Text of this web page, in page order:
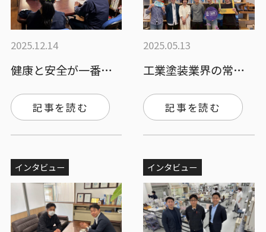
2025.12.14
健康と安全が一番！ベテランも女性も働きや…
記事を読む
2025.05.13
工業塗装業界の常識を一緒に変える！サステ…
記事を読む
インタビュー インタビュー